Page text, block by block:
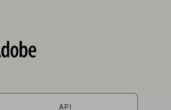
API